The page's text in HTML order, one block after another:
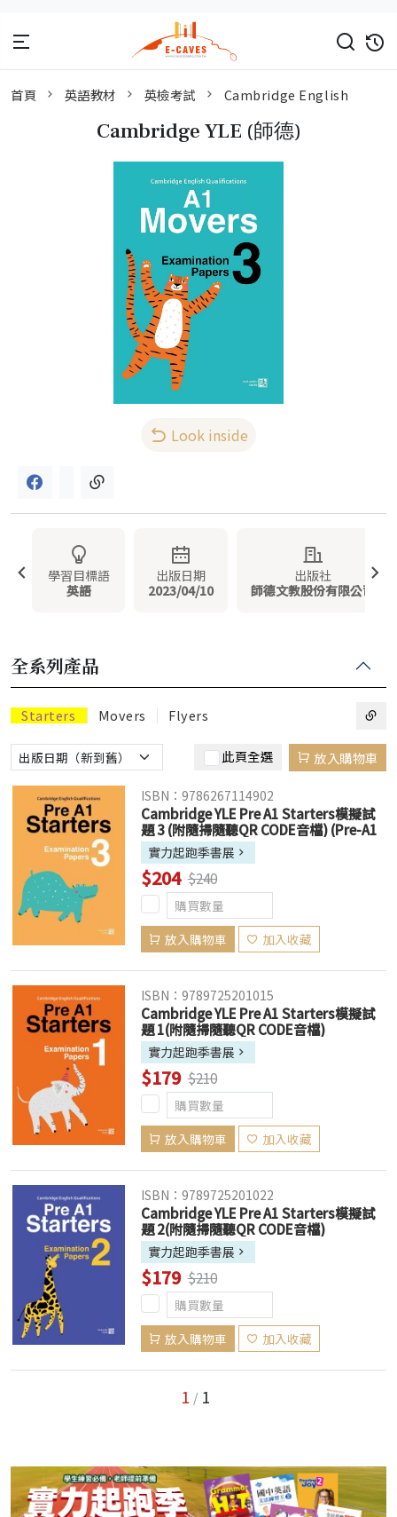
首頁 英語教材 英檢考試 Cambridge English
Cambridge YLE (師德)
Look inside
學習目標語
英語
出版日期
2023/04/10
出版社
師德文教股份有限公司
全系列產品
Starters Movers Flyers
此頁全選 放入購物車
ISBN：9786267114902
Cambridge YLE Pre A1 Starters模擬試
題 3 (附隨掃隨聽QR CODE音檔) (Pre-A1
Starters)
實力起跑季書展
$204 $240
放入購物車 加入收藏
ISBN：9789725201015
Cambridge YLE Pre A1 Starters模擬試
題 1(附隨掃隨聽QR CODE音檔)
實力起跑季書展
$179 $210
放入購物車 加入收藏
ISBN：9789725201022
Cambridge YLE Pre A1 Starters模擬試
題 2(附隨掃隨聽QR CODE音檔)
實力起跑季書展
$179 $210
放入購物車 加入收藏
1 / 1